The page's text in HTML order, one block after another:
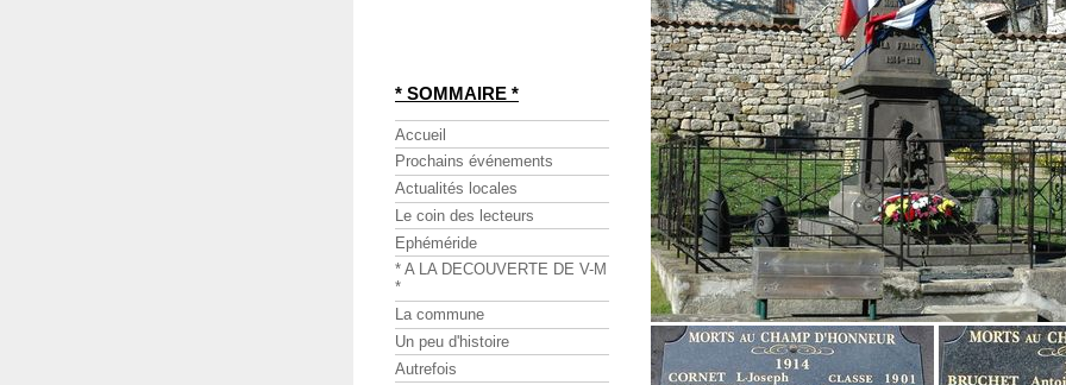
* SOMMAIRE *
Accueil
Prochains événements
Actualités locales
Le coin des lecteurs
Ephéméride
* A LA DECOUVERTE DE V-M
*
La commune
Un peu d'histoire
Autrefois